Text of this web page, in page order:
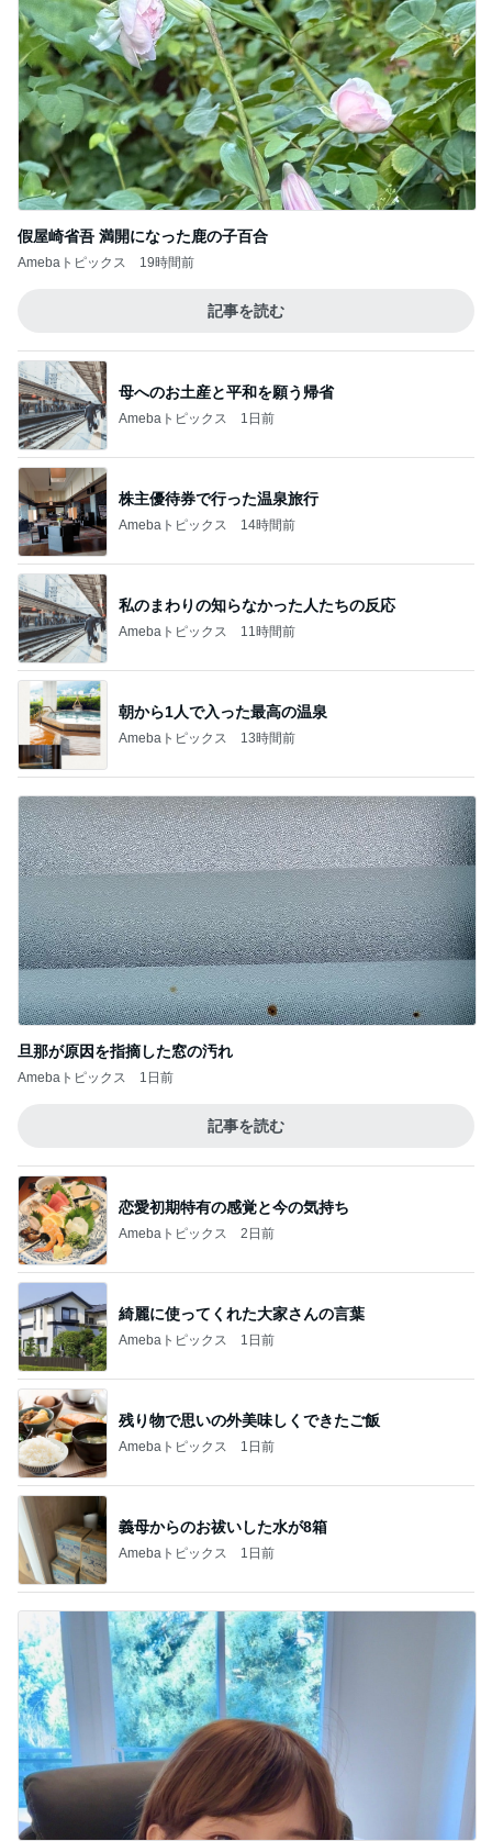
假屋崎省吾 満開になった鹿の子百合
Amebaトピックス 19時間前
記事を読む
母へのお土産と平和を願う帰省
Amebaトピックス 1日前
株主優待券で行った温泉旅行
Amebaトピックス 14時間前
私のまわりの知らなかった人たちの反応
Amebaトピックス 11時間前
朝から1人で入った最高の温泉
Amebaトピックス 13時間前
旦那が原因を指摘した窓の汚れ
Amebaトピックス 1日前
記事を読む
恋愛初期特有の感覚と今の気持ち
Amebaトピックス 2日前
綺麗に使ってくれた大家さんの言葉
Amebaトピックス 1日前
残り物で思いの外美味しくできたご飯
Amebaトピックス 1日前
義母からのお祓いした水が8箱
Amebaトピックス 1日前